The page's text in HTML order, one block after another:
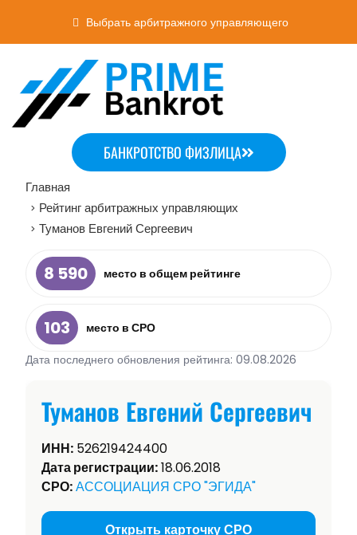
Выбрать арбитражного управляющего
БАНКРОТСТВО ФИЗЛИЦА
Главная
> Рейтинг арбитражных управляющих
> Туманов Евгений Сергеевич
8 590 место в общем рейтинге
103
место в СРО
Дата последнего обновления рейтинга: 09.08.2026
Туманов Евгений Сергеевич
ИНН: 526219424400
Дата регистрации:18.06.2018
СРО:АССОЦИАЦИЯ СРО "ЭГИДА"
Открыть карточку СРО